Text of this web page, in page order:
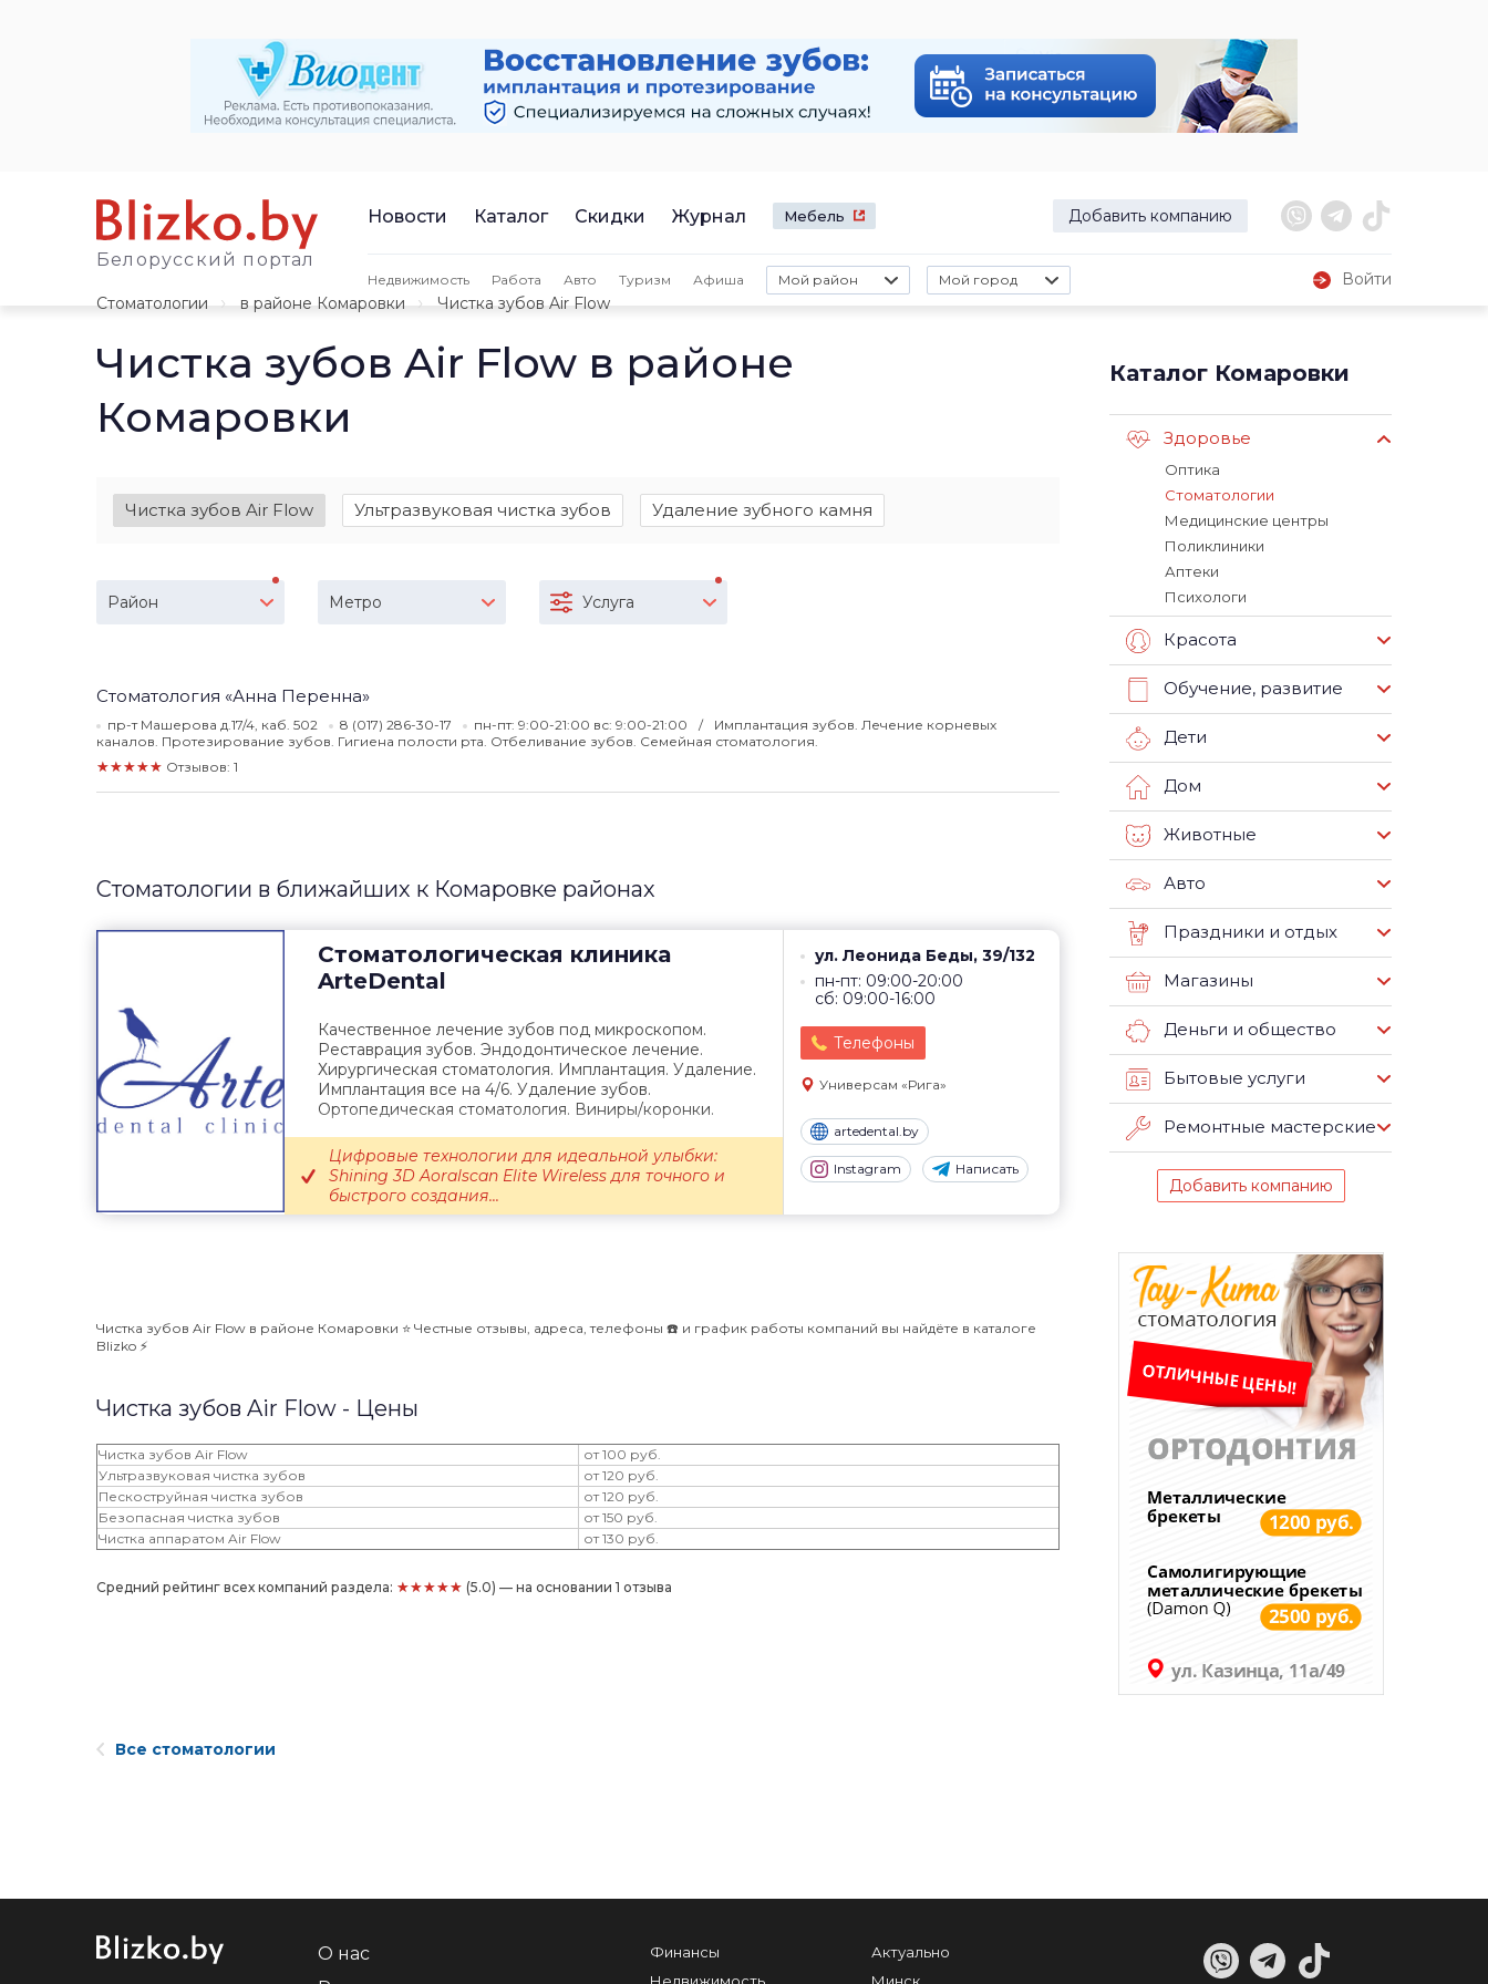
Белорусский портал
Новости Каталог Скидки Журнал Мебель Добавить компанию
Недвижимость Работа Авто Туризм Афиша Мой район Мой город
Войти
Стоматологии
в районе Комаровки Чистка зубов Air Flow
Чистка зубов Air Flow в районе
Комаровки
Чистка зубов Air Flow Ультразвуковая чистка зубов Удаление зубного камня
Район Метро Услуга
Стоматология «Анна Перенна»
пр-т Машерова д.17/4, каб. 502 8 (017) 286-30-17 пн-пт: 9:00-21:00 вс: 9:00-21:00
Имплантация зубов. Лечение корневых
каналов. Протезирование зубов. Гигиена полости рта. Отбеливание зубов. Семейная стоматология.
★★★★★ Отзывов: 1
Стоматологии в ближайших к Комаровке районах
Стоматологическая клиника
ArteDental
ул. Леонида Беды, 39/132
пн-пт: 09:00-20:00
сб: 09:00-16:00
Телефоны
Универсам «Рига»
artedental.by
Instagram Написать
Качественное лечение зубов под микроскопом.
Реставрация зубов. Эндодонтическое лечение.
Хирургическая стоматология. Имплантация. Удаление.
Имплантация все на 4/6. Удаление зубов.
Ортопедическая стоматология. Виниры/коронки.
Цифровые технологии для идеальной улыбки:
Shining 3D Aoralscan Elite Wireless для точного и
быстрого создания...
Чистка зубов Air Flow в районе Комаровки ⭐️ Честные отзывы, адреса, телефоны ☎️ и график работы компаний вы найдёте в каталоге
Blizko ⚡️
Чистка зубов Air Flow - Цены
Чистка зубов Air Flow
от 100 руб.
Ультразвуковая чистка зубов
от 120 руб.
Пескоструйная чистка зубов
от 120 руб.
Безопасная чистка зубов
от 150 руб.
Чистка аппаратом Air Flow
от 130 руб.
Средний рейтинг всех компаний раздела: ★★★★★ (5.0) — на основании 1 отзыва
Каталог Комаровки
Здоровье
Оптика
Стоматологии
Медицинские центры
Поликлиники
Аптеки
Психологи
Красота
Обучение, развитие
Дети
Дом
Животные
Авто
Праздники и отдых
Магазины
Деньги и общество
Бытовые услуги
Ремонтные мастерские
Добавить компанию
Все стоматологии
О нас
Финансы
Актуально